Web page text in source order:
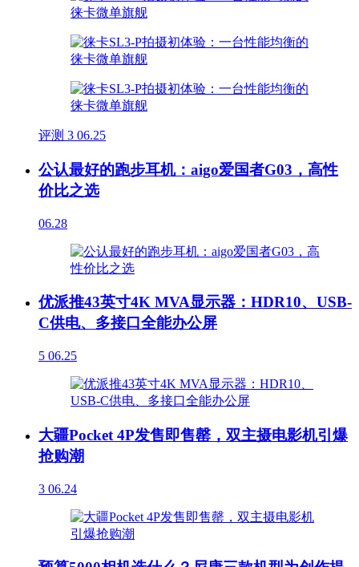
评测 3 06.25
公认最好的跑步耳机：aigo爱国者G03，高性
价比之选
06.28
优派推43英寸4K MVA显示器：HDR10、USB-
C供电、多接口全能办公屏
5 06.25
大疆Pocket 4P发售即售罄，双主摄电影机引爆
抢购潮
3 06.24